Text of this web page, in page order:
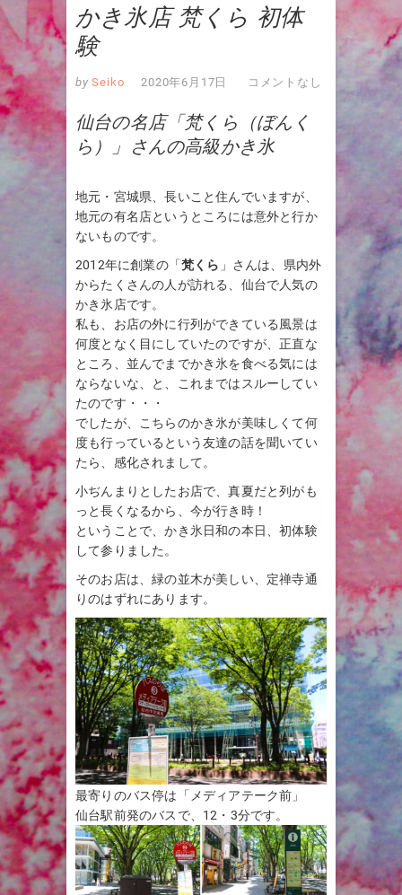
かき氷店 梵くら 初体
験
by Seiko 2020年6月17日 コメントなし
仙台の名店「梵くら（ぼんく
ら）」さんの高級かき氷
地元・宮城県、長いこと住んでいますが、
地元の有名店というところには意外と行か
ないものです。
2012年に創業の「梵くら 」さんは、県内外
からたくさんの人が訪れる、仙台で人気の
かき氷店です。
私も、お店の外に行列ができている風景は
何度となく目にしていたのですが、正直な
ところ、並んでまでかき氷を食べる気には
ならないな、と、これまではスルーしてい
たのです・・・
でしたが、こちらのかき氷が美味しくて何
度も行っているという友達の話を聞いてい
たら、感化されまして。
小ぢんまりとしたお店で、真夏だと列がも
っと長くなるから、今が行き時！
ということで、かき氷日和の本日、初体験
して参りました。
そのお店は、緑の並木が美しい、定禅寺通
りのはずれにあります。
最寄りのバス停は「メディアテーク前」
仙台駅前発のバスで、12・3分です。